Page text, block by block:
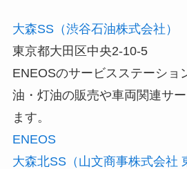
大森SS（渋谷石油株式会社）
東京都大田区中央2-10-5
ENEOSのサービスステーショ
油・灯油の販売や車両関連サ
ます。
ENEOS
大森北SS（山文商事株式会社